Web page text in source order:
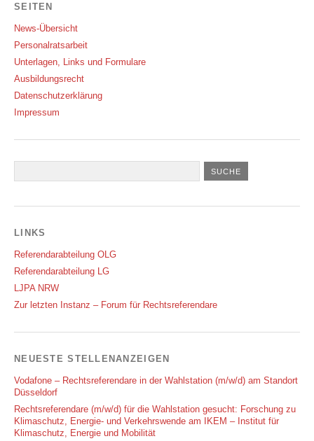
SEITEN
News-Übersicht
Personalratsarbeit
Unterlagen, Links und Formulare
Ausbildungsrecht
Datenschutzerklärung
Impressum
LINKS
Referendarabteilung OLG
Referendarabteilung LG
LJPA NRW
Zur letzten Instanz – Forum für Rechtsreferendare
NEUESTE STELLENANZEIGEN
Vodafone – Rechtsreferendare in der Wahlstation (m/w/d) am Standort
Düsseldorf
Rechtsreferendare (m/w/d) für die Wahlstation gesucht: Forschung zu
Klimaschutz, Energie- und Verkehrswende am IKEM – Institut für
Klimaschutz, Energie und Mobilität